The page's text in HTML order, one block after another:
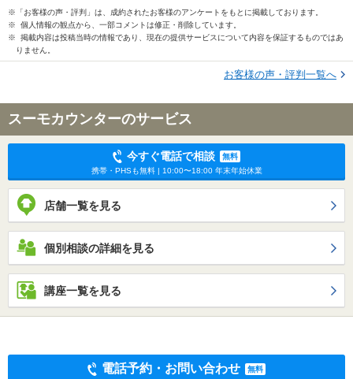
※「お客様の声・評判」は、成約されたお客様のアンケートをもとに掲載しております。
※ 個人情報の観点から、一部コメントは修正・削除しています。
※ 掲載内容は投稿当時の情報であり、現在の提供サービスについて内容を保証するものではあ
りません。
お客様の声・評判一覧へ
スーモカウンターのサービス
今すぐ電話で相談
無料
携帯・PHSも無料 | 10:00〜18:00 年末年始休業
店舗一覧を見る
個別相談の詳細を見る
講座一覧を見る
電話予約・お問い合わせ 無料